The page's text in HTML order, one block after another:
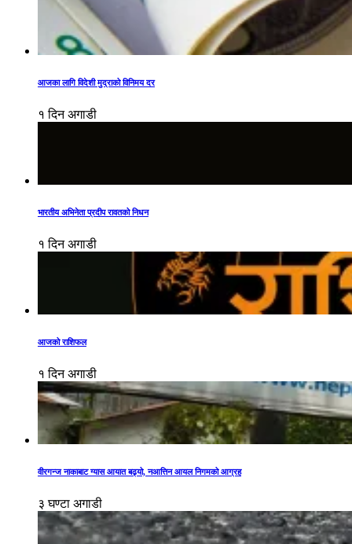
आजका लागि विदेशी मुद्राको विनिमय दर
१ दिन अगाडी
भारतीय अभिनेता प्रदीप रावतको निधन
१ दिन अगाडी
आजको राशिफल
१ दिन अगाडी
वीरगन्ज नाकाबाट ग्यास आयात बढ्यो, नआत्तिन आयल निगमको आग्रह
३ घण्टा अगाडी